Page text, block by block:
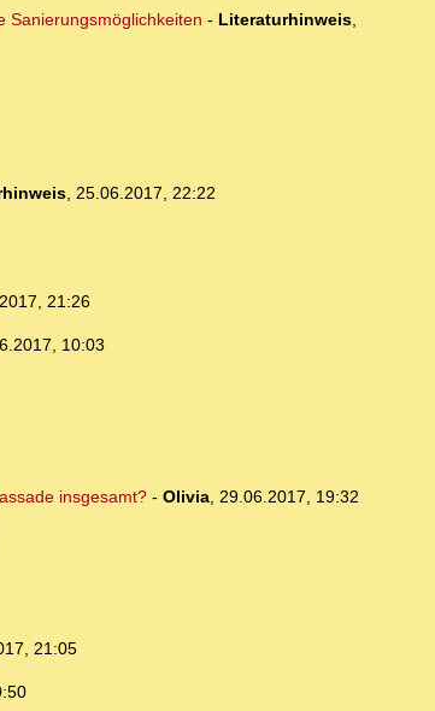
Sanierungsmöglichkeiten - Literaturhinweis,
, 25.06.2017, 22:22
21:26
10:03
insgesamt?- Olivia, 29.06.2017, 19:32
21:05